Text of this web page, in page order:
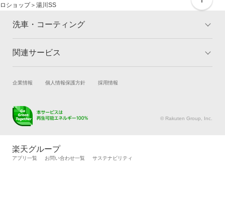
ロショップ＞湯川SS
洗車・コーティング
トップ
コーティングとは コーティング診断
よくある質問
関連サービス
試乗・商談 新車購入
キズ修理予約
メンテナンス管理
タイヤ交換サービス
自動車カタログ 自動車保険
企業情報 個人情報保護方針 採用情報
© Rakuten Group, Inc.
楽天グループ
アプリ一覧 お問い合わせ一覧 サステナビリティ